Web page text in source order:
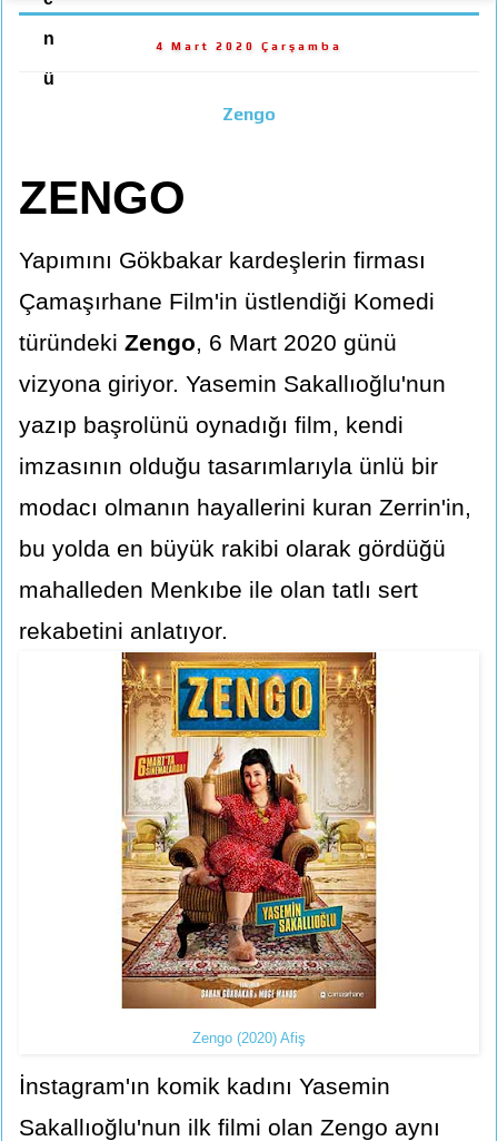
n
ü
4 Mart 2020 Çarşamba
Zengo
ZENGO
Yapımını Gökbakar kardeşlerin firması
Çamaşırhane Film'in üstlendiği Komedi
türündeki Zengo , 6 Mart 2020 günü
vizyona giriyor. Yasemin Sakallıoğlu'nun
yazıp başrolünü oynadığı film, kendi
imzasının olduğu tasarımlarıyla ünlü bir
modacı olmanın hayallerini kuran Zerrin'in,
bu yolda en büyük rakibi olarak gördüğü
mahalleden Menkıbe ile olan tatlı sert
rekabetini anlatıyor.
Zengo (2020) Afiş
İnstagram'ın komik kadını Yasemin
Sakallıoğlu'nun ilk filmi olan Zengo aynı